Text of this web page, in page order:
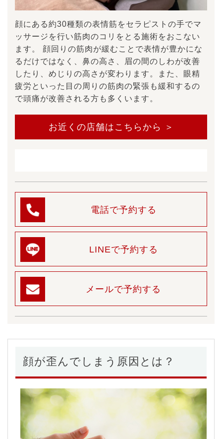
顔にある約30種類の表情筋をセラピストの手でマ
ッサージを行い筋肉のコリをとる施術をおこない
ます。 顔回りの筋肉が緩むことで表情が豊かにな
るだけではなく、鼻の高さ、眉の間のしわが改善
したり、めじりの高さが変わります。また、眼精
疲労といった目の周りの筋肉の緊張も緩和するの
で頭痛が改善される方も多くいます。
お近くの店舗はこちらから ＞
電話で予約する
LINEで予約する
メールで予約する
顔が歪んでしまう原因とは？